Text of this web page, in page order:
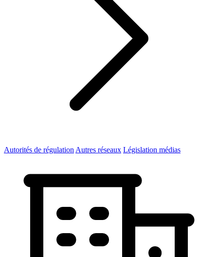
Autorités de régulation Autres réseaux Législation médias